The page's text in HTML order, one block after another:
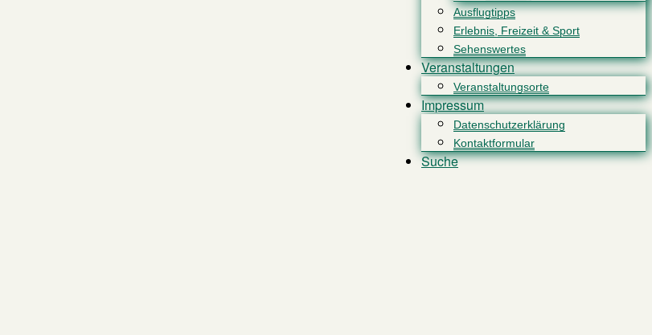
Ausflugtipps
Erlebnis, Freizeit & Sport
Sehenswertes
Veranstaltungen
Veranstaltungsorte
Impressum
Datenschutzerklärung
Kontaktformular
Suche